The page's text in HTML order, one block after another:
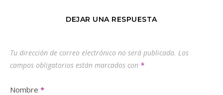
DEJAR UNA RESPUESTA
Tu dirección de correo electrónico no será publicada. Los
campos obligatorios están marcados con *
Nombre *